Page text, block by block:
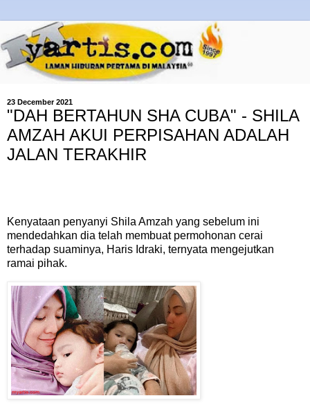
23 December 2021
"DAH BERTAHUN SHA CUBA" - SHILA
AMZAH AKUI PERPISAHAN ADALAH
JALAN TERAKHIR
Kenyataan penyanyi Shila Amzah yang sebelum ini
mendedahkan dia telah membuat permohonan cerai
terhadap suaminya, Haris Idraki, ternyata mengejutkan
ramai pihak.